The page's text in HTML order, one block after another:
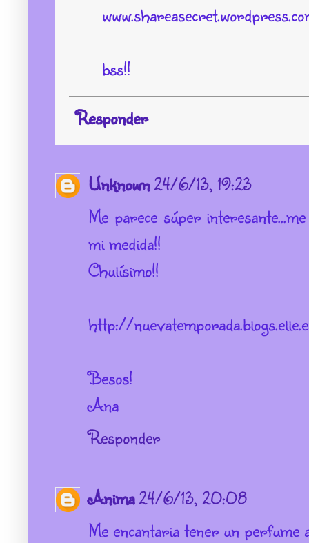
bss!!
Responder
Unknown24/6/13, 19:23
Me parece súper
mi medida!!
Chulísimo!!
http://
Besos!
Ana
Responder
Anima24/6/13, 20:08
Me encantaria tener un perfume